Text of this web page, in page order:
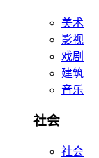
美术
影视
戏剧
建筑
音乐
社会
社会